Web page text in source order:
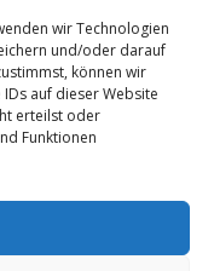
wir Technologien
und/oder darauf
können wir
auf dieser Website
erteilst oder
Funktionen
(10.19 km)
(10.81 km)
(11.06 km)
(11.62 km)